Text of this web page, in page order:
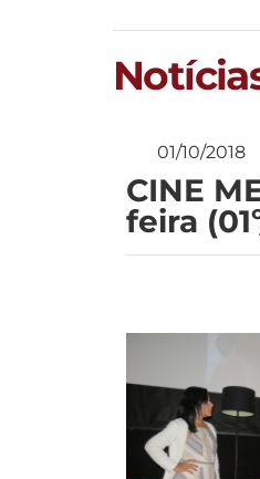
01/10/2018
CINE
feira